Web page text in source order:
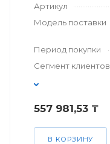
Артикул
Модель поставки
Период покупки
Сегмент клиентов
557 981,53 ₸
В КОРЗИНУ